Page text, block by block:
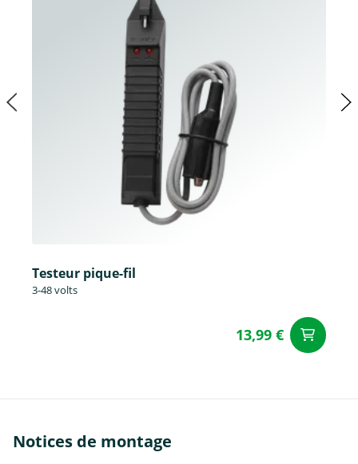
Testeur pique-fil
3-48 volts
13,99 €
Notices de montage